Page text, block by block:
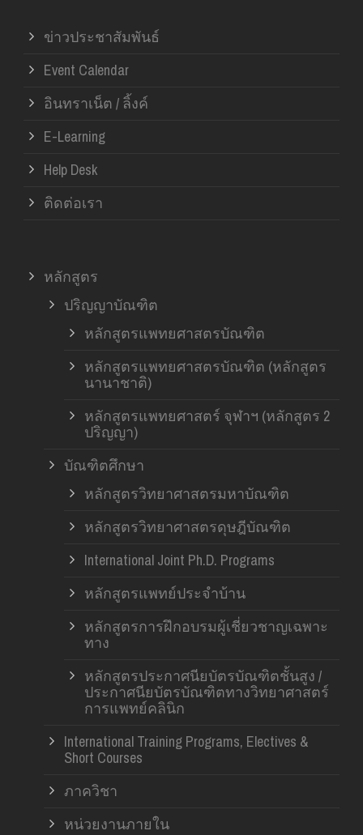
ข่าวประชาสัมพันธ์
Event Calendar
อินทราเน็ต / ลิ้งค์
E-Learning
Help Desk
ติดต่อเรา
หลักสูตร
ปริญญาบัณฑิต
หลักสูตรแพทยศาสตรบัณฑิต
หลักสูตรแพทยศาสตรบัณฑิต (หลักสูตร
นานาชาติ)
หลักสูตรแพทยศาสตร์ จุฬาฯ (หลักสูตร 2
ปริญญา)
บัณฑิตศึกษา
หลักสูตรวิทยาศาสตรมหาบัณฑิต
หลักสูตรวิทยาศาสตรดุษฎีบัณฑิต
International Joint Ph.D. Programs
หลักสูตรแพทย์ประจำบ้าน
หลักสูตรการฝึกอบรมผู้เชี่ยวชาญเฉพาะ
ทาง
หลักสูตรประกาศนียบัตรบัณฑิตชั้นสูง /
ประกาศนียบัตรบัณฑิตทางวิทยาศาสตร์
การแพทย์คลินิก
International Training Programs, Electives &
Short Courses
ภาควิชา
หน่วยงานภายใน